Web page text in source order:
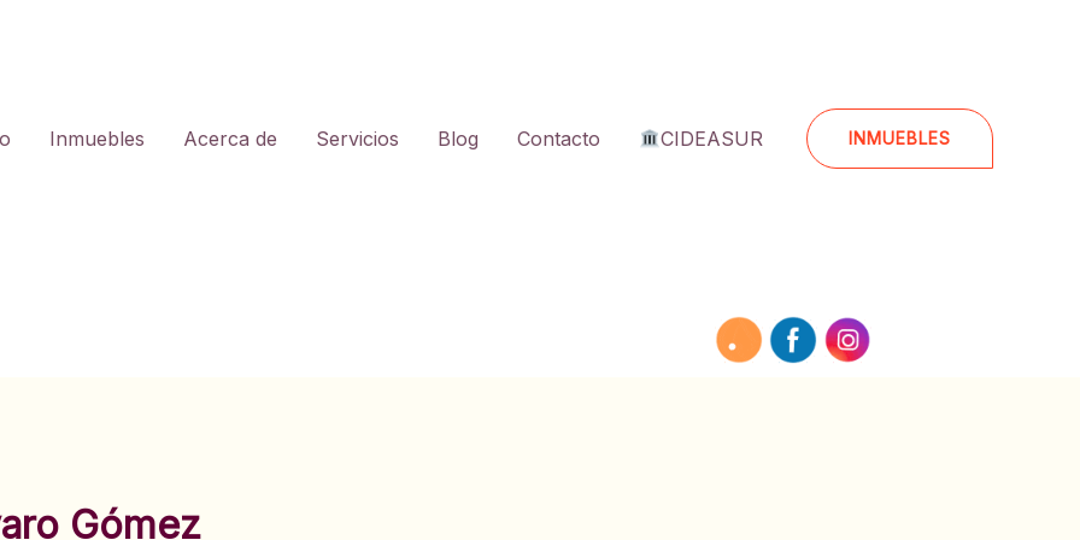
Inmuebles Acerca de Servicios Blog Contacto CIDEASUR INMUEBLES
Gómez